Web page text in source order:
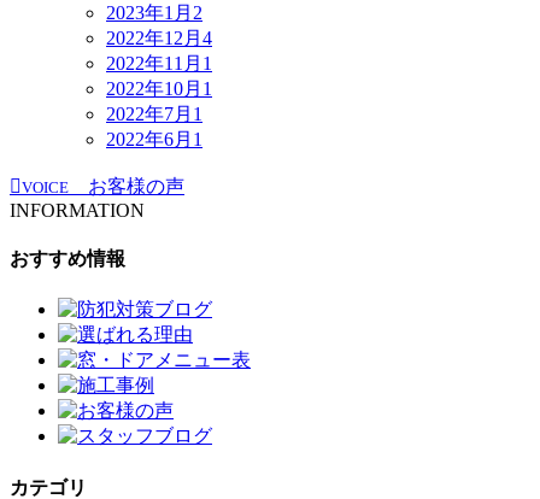
2023年1月 2
2022年12月 4
2022年11月 1
2022年10月 1
2022年7月 1
2022年6月 1
VOICE
お客様の声
INFORMATION
おすすめ情報
カテゴリ